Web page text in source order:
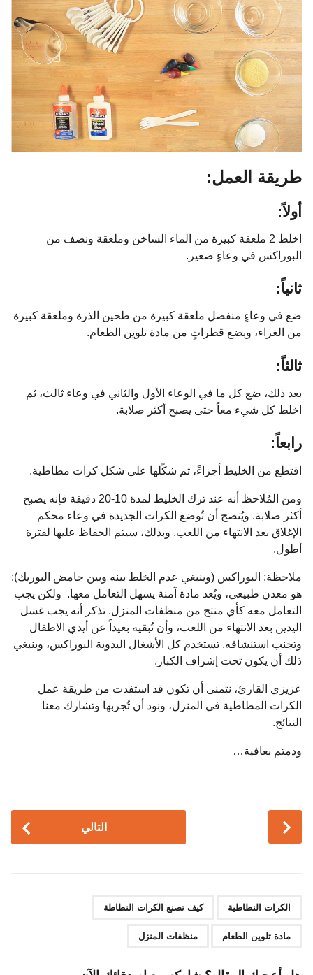
طريقة العمل:
أولاً:
اخلط 2 ملعقة كبيرة من الماء الساخن وملعقة ونصف من
البوراكس في وعاءٍ صغير.
ثانياً:
ضع في وعاءٍ منفصل ملعقة كبيرة من طحين الذرة وملعقة كبيرة
من الغراء، وبضع قطراتٍ من مادة تلوين الطعام.
ثالثاً:
بعد ذلك، ضع كل ما في الوعاء الأول والثاني في وعاء ثالث، ثم
اخلط كل شيء معاً حتى يصبح أكثر صلابة.
رابعاً:
اقتطع من الخليط أجزاءً، ثم شكّلها على شكل كرات مطاطية.
ومن المُلاحظ أنه عند ترك الخليط لمدة 10-20 دقيقة فإنه يصبح
أكثر صلابة. ويُنصح أن تُوضع الكرات الجديدة في وعاء محكم
الإغلاق بعد الانتهاء من اللعب. وبذلك، سيتم الحفاظ عليها لفترة
أطول.
ملاحظة: البوراكس (وينبغي عدم الخلط بينه وبين حامض البوريك):
هو معدن طبيعي، ويُعد مادة آمنة يسهل التعامل معها. ولكن يجب
التعامل معه كأي منتج من منظفات المنزل. تذكر أنه يجب غسل
اليدين بعد الانتهاء من اللعب، وأن تُبقيه بعيداً عن أيدي الاطفال
وتجنب استنشاقه. تستخدم كل الأشغال اليدوية البوراكس، وينبغي
ذلك أن يكون تحت إشراف الكبار.
عزيزي القارئ، نتمنى أن تكون قد استفدت من طريقة عمل
الكرات المطاطية في المنزل، ونود أن تُجربها وتشارك معنا
النتائج.
ودمتم بعافية…
التالي
الكرات النطاطية كيف تصنع الكرات النطاطة
مادة تلوين الطعام منظفات المنزل